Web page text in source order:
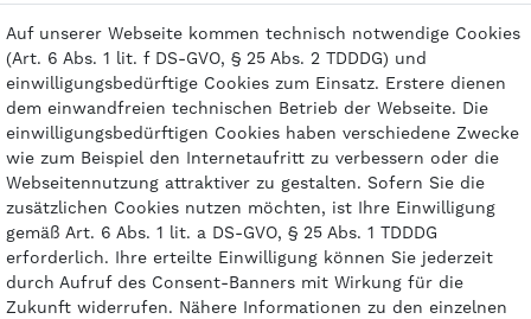
Zahlungsarten
Auf unserer Webseite kommen technisch notwendige Cookies
(Art. 6 Abs. 1 lit. f DS-GVO, § 25 Abs. 2 TDDDG) und
einwilligungsbedürftige Cookies zum Einsatz. Erstere dienen
dem einwandfreien technischen Betrieb der Webseite. Die
einwilligungsbedürftigen Cookies haben verschiedene Zwecke
wie zum Beispiel den Internetaufritt zu verbessern oder die
Webseitennutzung attraktiver zu gestalten. Sofern Sie die
zusätzlichen Cookies nutzen möchten, ist Ihre Einwilligung
gemäß Art. 6 Abs. 1 lit. a DS-GVO, § 25 Abs. 1 TDDDG
erforderlich. Ihre erteilte Einwilligung können Sie jederzeit
durch Aufruf des Consent-Banners mit Wirkung für die
Zukunft widerrufen. Nähere Informationen zu den einzelnen